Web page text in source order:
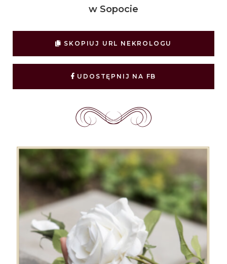
w Sopocie
SKOPIUJ URL NEKROLOGU
UDOSTĘPNIJ NA FB